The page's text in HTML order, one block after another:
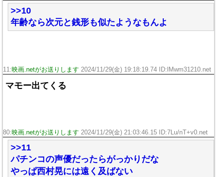
>>10
年齢なら次元と銭形も似たようなもんよ
11:映画.netがお送りします 2024/11/29(金) 19:18:19.74 ID:lMwm31210.net
マモー出てくる
80:映画.netがお送りします 2024/11/29(金) 21:03:46.15 ID:7Lu/nT+v0.net
>>11
パチンコの声優だったらがっかりだな
やっぱ西村晃には遠く及ばない